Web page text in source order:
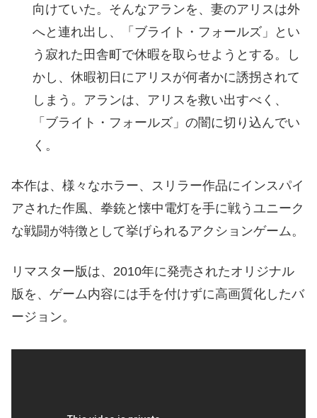
向けていた。そんなアランを、妻のアリスは外
へと連れ出し、「ブライト・フォールズ」とい
う寂れた田舎町で休暇を取らせようとする。し
かし、休暇初日にアリスが何者かに誘拐されて
しまう。アランは、アリスを救い出すべく、
「ブライト・フォールズ」の闇に切り込んでい
く。
本作は、様々なホラー、スリラー作品にインスパイ
アされた作風、拳銃と懐中電灯を手に戦うユニーク
な戦闘が特徴として挙げられるアクションゲーム。
リマスター版は、2010年に発売されたオリジナル
版を、ゲーム内容には手を付けずに高画質化したバ
ージョン。